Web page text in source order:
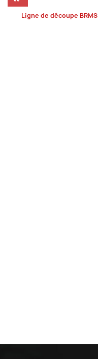
Ligne de découpe BRMS